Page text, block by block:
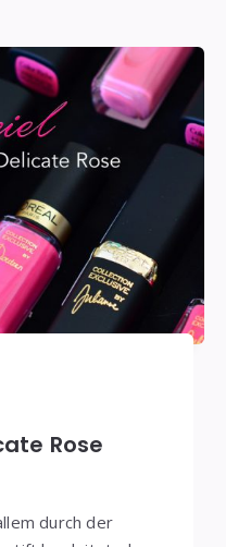
Rose
durch der